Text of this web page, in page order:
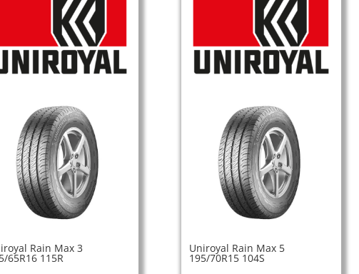
Rain Max 3
65R16 115R
Uniroyal Rain Max 5
195/70R15 104S